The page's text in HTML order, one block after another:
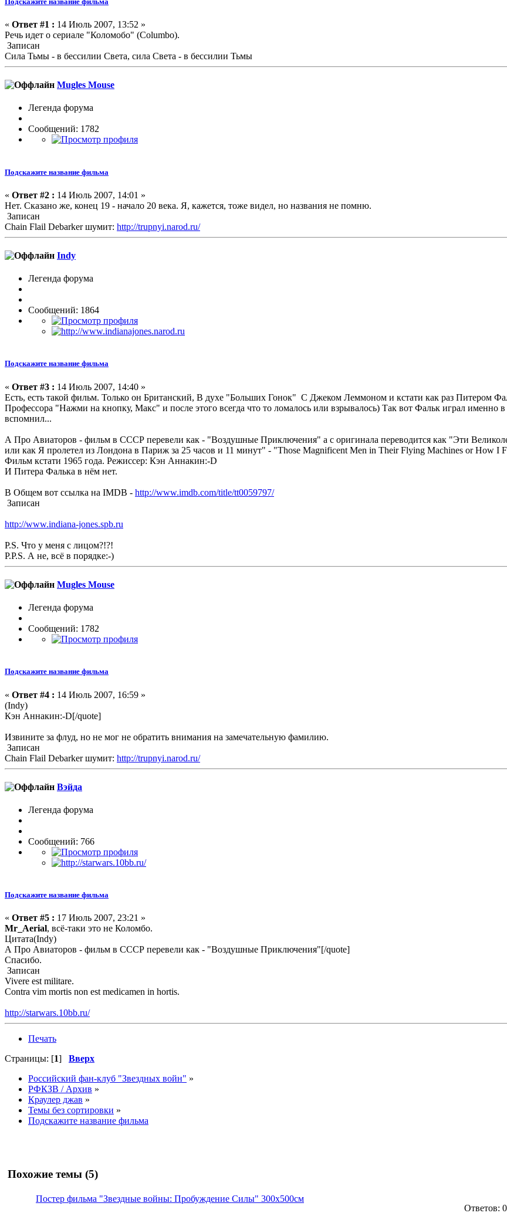
« Ответ #1 : 14 Июль 2007, 13:52 »
Речь идет о сериале "Коломобо" (Columbo).
Записан
Сила Тьмы - в бессилии Света, сила Света - в бессилии Тьмы
Mugles Mouse
Легенда форума
Сообщений: 1782
Подскажите название фильма
« Ответ #2 : 14 Июль 2007, 14:01 »
Нет. Сказано же, конец 19 - начало 20 века. Я, кажется, тоже видел, но названия не помню.
Записан
Chain Flail Debarker шумит: http://trupnyi.narod.ru/
Indy
Легенда форума
Сообщений: 1864
Подскажите название фильма
« Ответ #3 : 14 Июль 2007, 14:40 »
Есть, есть такой фильм. Только он Британский, В духе "Больших Гонок" С Джеком Леммоном и кстати как раз Питером
Профессора "Нажми на кнопку, Макс" и после этого всегда что то ломалось или взрывалось) Так вот Фальк играл именно в
вспомнил...
А Про Авиаторов - фильм в СССР перевели как - "Воздушные Приключения" а с оригинала переводится как "Эти
или как Я пролетел из Лондона в Париж за 25 часов и 11 минут" - "Those Magnificent Men in Their Flying Machines or How I
Фильм кстати 1965 года. Режиссер: Кэн Аннакин:-D
И Питера Фалька в нём нет.
В Общем вот ссылка на IMDB - http://www.imdb.com/title/tt0059797/
Записан
http://www.indiana-jones.spb.ru
P.S. Что у меня с лицом?!?!
P.P.S. А не, всё в порядке:-)
Mugles Mouse
Легенда форума
Сообщений: 1782
Подскажите название фильма
« Ответ #4 : 14 Июль 2007, 16:59 »
(Indy)
Кэн Аннакин:-D[/quote]
Извините за флуд, но не мог не обратить внимания на замечательную фамилию.
Записан
Chain Flail Debarker шумит: http://trupnyi.narod.ru/
Вэйда
Легенда форума
Сообщений: 766
Подскажите название фильма
« Ответ #5 : 17 Июль 2007, 23:21 »
Mr_Aerial, всё-таки это не Коломбо.
Цитата(Indy)
А Про Авиаторов - фильм в СССР перевели как - "Воздушные Приключения"[/quote]
Спасибо.
Записан
Vivere est militare.
Contra vim mortis non est medicamen in hortis.
http://starwars.10bb.ru/
Печать
Страницы: [1] Вверх
Российский фан-клуб "Звездных войн" »
РФКЗВ / Архив »
Краулер джав »
Темы без сортировки »
Подскажите название фильма
Похожие темы (5)
Постер фильма "Звездные войны: Пробуждение Силы" 300х500см
Ответов: 0